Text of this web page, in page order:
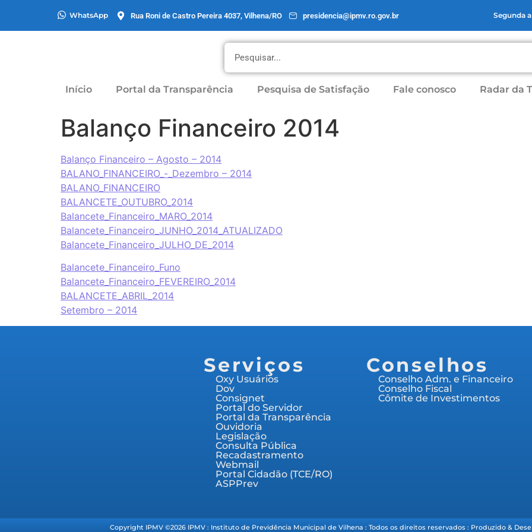
WhatsApp Rua Roni de Castro Pereira 4037, Vilhena/RO presidencia@ipmv.ro.gov.br Segunda
Início Portal da Transparência Pesquisa de Satisfação Fale conosco Radar da
Balanço Financeiro 2014
Balanço Financeiro – Agosto – 2014
BALANO_FINANCEIRO_-_Dezembro – 2014
BALANO_FINANCEIRO
BALANCETE_OUTUBRO_2014
Balancete_Financeiro_MARO_2014
Balancete_Financeiro_JUNHO_2014_ATUALIZADO
Balancete_Financeiro_JULHO_DE_2014
Balancete_Financeiro_Funo
Balancete_Financeiro_FEVEREIRO_2014
BALANCETE_ABRIL_2014
Setembro – 2014
Serviços
Oxy Usuários
Dov
Consignet
Portal do Servidor
Portal da Transparência
Ouvidoria
Legislação
Consulta Pública
Recadastramento
Webmail
Portal Cidadão (TCE/RO)
ASPPrev
Conselhos
Conselho Adm. e Financeiro
Conselho Fiscal
Cômite de Investimentos
Copyright IPMV ©2026 IPMV : Instituto de Previdência Municipal de Vilhena : Todos os direitos reservados : Produzido &